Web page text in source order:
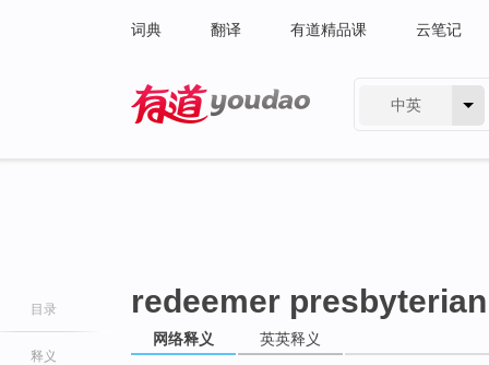
词典 翻译 有道精品课 云笔记
中英
目录
释义
redeemer
网络释义 英英释义